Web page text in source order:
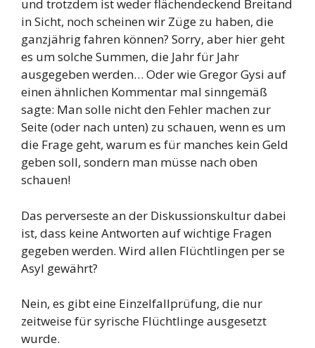
und trotzdem ist weder flächendeckend Breitand
in Sicht, noch scheinen wir Züge zu haben, die
ganzjährig fahren können? Sorry, aber hier geht
es um solche Summen, die Jahr für Jahr
ausgegeben werden… Oder wie Gregor Gysi auf
einen ähnlichen Kommentar mal sinngemäß
sagte: Man solle nicht den Fehler machen zur
Seite (oder nach unten) zu schauen, wenn es um
die Frage geht, warum es für manches kein Geld
geben soll, sondern man müsse nach oben
schauen!
Das perverseste an der Diskussionskultur dabei
ist, dass keine Antworten auf wichtige Fragen
gegeben werden. Wird allen Flüchtlingen per se
Asyl gewährt?
Nein, es gibt eine Einzelfallprüfung, die nur
zeitweise für syrische Flüchtlinge ausgesetzt
wurde.